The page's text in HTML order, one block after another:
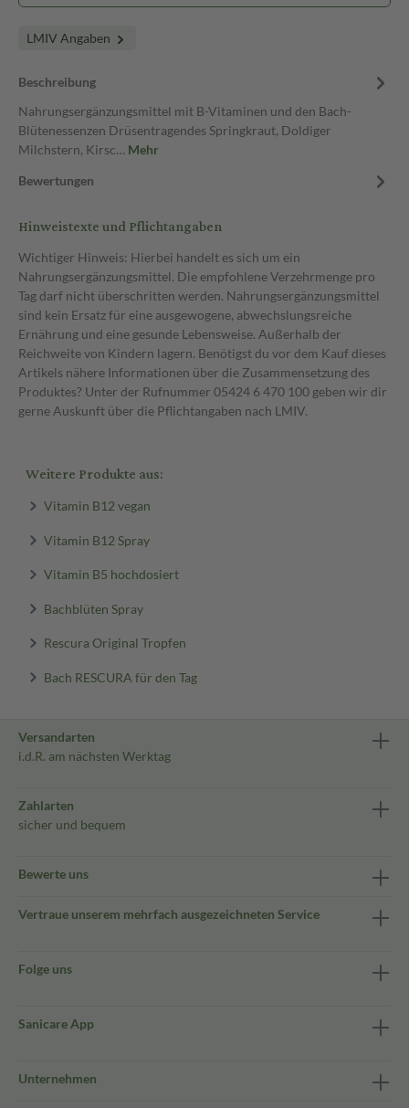
LMIV Angaben
Beschreibung
Nahrungsergänzungsmittel mit B-Vitaminen und den Bach-
Blütenessenzen Drüsentragendes Springkraut, Doldiger
Milchstern, Kirsc… Mehr
Bewertungen
Hinweistexte und Pflichtangaben
Wichtiger Hinweis: Hierbei handelt es sich um ein
Nahrungsergänzungsmittel. Die empfohlene Verzehrmenge pro
Tag darf nicht überschritten werden. Nahrungsergänzungsmittel
sind kein Ersatz für eine ausgewogene, abwechslungsreiche
Ernährung und eine gesunde Lebensweise. Außerhalb der
Reichweite von Kindern lagern. Benötigst du vor dem Kauf dieses
Artikels nähere Informationen über die Zusammensetzung des
Produktes? Unter der Rufnummer 05424 6 470 100 geben wir dir
gerne Auskunft über die Pflichtangaben nach LMIV.
Weitere Produkte aus:
Vitamin B12 vegan
Vitamin B12 Spray
Vitamin B5 hochdosiert
Bachblüten Spray
Rescura Original Tropfen
Bach RESCURA für den Tag
Versandarten
i.d.R. am nächsten Werktag
Zahlarten
sicher und bequem
Bewerte uns
Vertraue unserem mehrfach ausgezeichneten Service
Folge uns
Sanicare App
Unternehmen